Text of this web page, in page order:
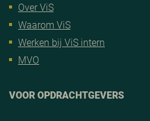
Over ViS
Waarom ViS
Werken bij ViS intern
MVO
VOOR OPDRACHTGEVERS